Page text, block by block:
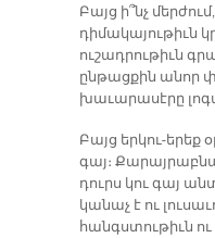
Բայց ի՞նչ
դիմակայութիւն
ուշադրութիւն
ընթացքին անոր
խաւարասէրը
Բայց երկու-երեք
գայ։
դուրս կու գայ
կանաչ է ու
հանգստութիւն ու